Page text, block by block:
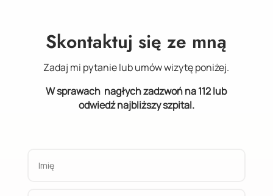
Skontaktuj się ze mną
Zadaj mi pytanie lub umów wizytę poniżej.
W sprawach nagłych zadzwoń na 112 lub
odwiedź najbliższy szpital.